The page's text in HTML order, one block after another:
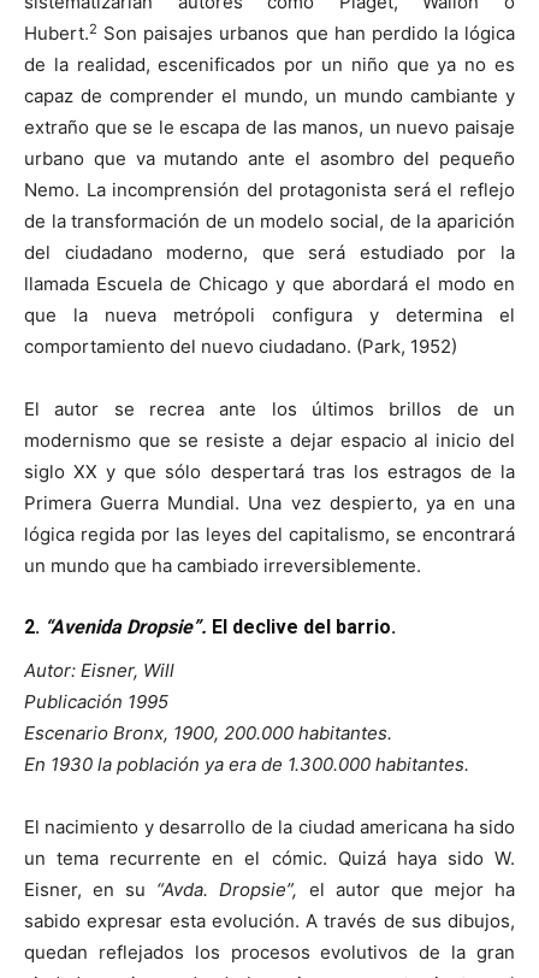
Hubert.2 Son paisajes urbanos que han perdido la lógica
de la realidad, escenificados por un niño que ya no es
capaz de comprender el mundo, un mundo cambiante y
extraño que se le escapa de las manos, un nuevo paisaje
urbano que va mutando ante el asombro del pequeño
Nemo. La incomprensión del protagonista será el reflejo
de la transformación de un modelo social, de la aparición
del ciudadano moderno, que será estudiado por la
llamada Escuela de Chicago y que abordará el modo en
que la nueva metrópoli configura y determina el
comportamiento del nuevo ciudadano. (Park, 1952)
El autor se recrea ante los últimos brillos de un
modernismo que se resiste a dejar espacio al inicio del
siglo XX y que sólo despertará tras los estragos de la
Primera Guerra Mundial. Una vez despierto, ya en una
lógica regida por las leyes del capitalismo, se encontrará
un mundo que ha cambiado irreversiblemente.
2. “Avenida Dropsie”. El declive del barrio.
Autor: Eisner, Will
Publicación 1995
Escenario Bronx, 1900, 200.000 habitantes.
En 1930 la población ya era de 1.300.000 habitantes.
El nacimiento y desarrollo de la ciudad americana ha sido
un tema recurrente en el cómic. Quizá haya sido W.
Eisner, en su “Avda. Dropsie”, el autor que mejor ha
sabido expresar esta evolución. A través de sus dibujos,
quedan reflejados los procesos evolutivos de la gran